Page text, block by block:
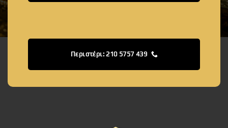
Περιστέρι: 210 5757 439